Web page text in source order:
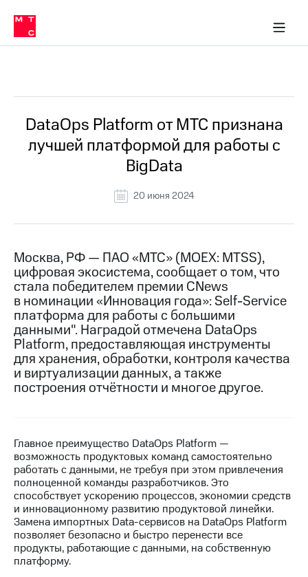
Медиа-центр
и акционерам
Устойчивое развитие
Комплаенс и деловая этика
компании
Карьера
История
компании
информация
Контакты
Медиа-центр
Пресс-
релизы
МТС
о технологиях
Достижения
Интервью
Контакты
Новости
в
регионе
и акционерам
Корпоративное
управление
в МТС
Пресс-
релизы
о технологиях
DataOps Platform от МТС признана
лучшей платформой для работы с
BigData
20 июня 2024
Москва, РФ — ПАО «МТС» (MOEX: MTSS),
цифровая экосистема, сообщает о том, что
стала победителем премии CNews
в номинации «Инновация года»: Self-Service
платформа для работы с большими
данными". Наградой отмечена DataOps
Platform, предоставляющая инструменты
для хранения, обработки, контроля качества
и виртуализации данных, а также
построения отчётности и многое другое.
Главное преимущество DataOps Platform —
возможность продуктовых команд самостоятельно
работать с данными, не требуя при этом привлечения
полноценной команды разработчиков. Это
способствует ускорению процессов, экономии средств
и инновационному развитию продуктовой линейки.
Замена импортных Data-сервисов на DataOps Platform
позволяет безопасно и быстро перенести все
продукты, работающие с данными, на собственную
платформу.